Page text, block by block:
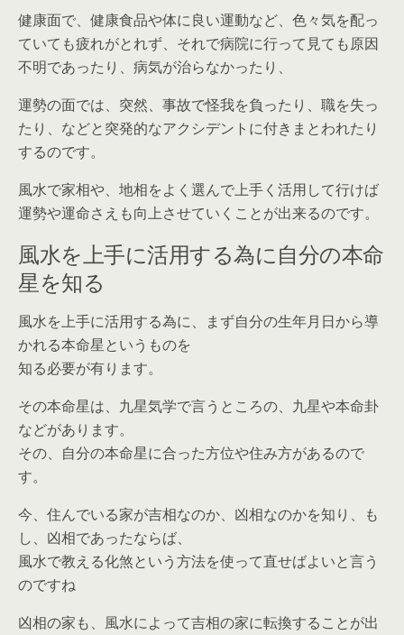
健康面で、健康食品や体に良い運動など、色々気を配っ
ていても疲れがとれず、それで病院に行って見ても原因
不明であったり、病気が治らなかったり、
運勢の面では、突然、事故で怪我を負ったり、職を失っ
たり、などと突発的なアクシデントに付きまとわれたり
するのです。
風水で家相や、地相をよく選んで上手く活用して行けば
運勢や運命さえも向上させていくことが出来るのです。
風水を上手に活用する為に自分の本命
星を知る
風水を上手に活用する為に、まず自分の生年月日から導
かれる本命星というものを
知る必要が有ります。
その本命星は、九星気学で言うところの、九星や本命卦
などがあります。
その、自分の本命星に合った方位や住み方があるので
す。
今、住んでいる家が吉相なのか、凶相なのかを知り、も
し、凶相であったならば、
風水で教える化煞という方法を使って直せばよいと言う
のですね
凶相の家も、風水によって吉相の家に転換することが出